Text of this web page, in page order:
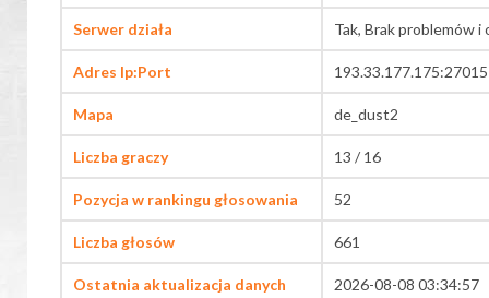
Serwer działa Tak, Brak problemów i
Adres Ip:Port 193.33.177.175:27015
Mapa de_dust2
Liczba graczy 13 / 16
Pozycja w rankingu głosowania 52
Liczba głosów 661
Ostatnia aktualizacja danych 2026-08-08 03:34:57